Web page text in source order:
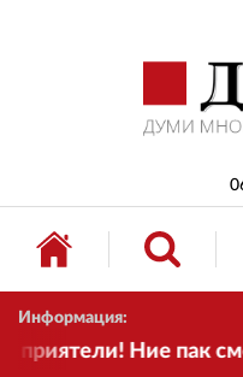
Информация:
Ние пак сме